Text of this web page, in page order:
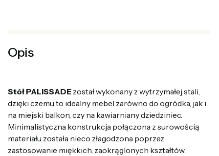
Opis
Stół PALISSADE został wykonany z wytrzymałej stali,
dzięki czemu to idealny mebel zarówno do ogródka, jak i
na miejski balkon, czy na kawiarniany dziedziniec.
Minimalistyczna konstrukcja połączona z surowością
materiału została nieco złagodzona poprzez
zastosowanie miękkich, zaokrąglonych kształtów.